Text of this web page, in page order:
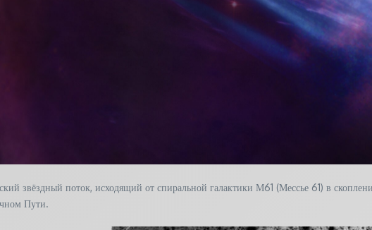
звёздный поток, исходящий от спиральной галактики М61 (Мессье 61) в
Пути.